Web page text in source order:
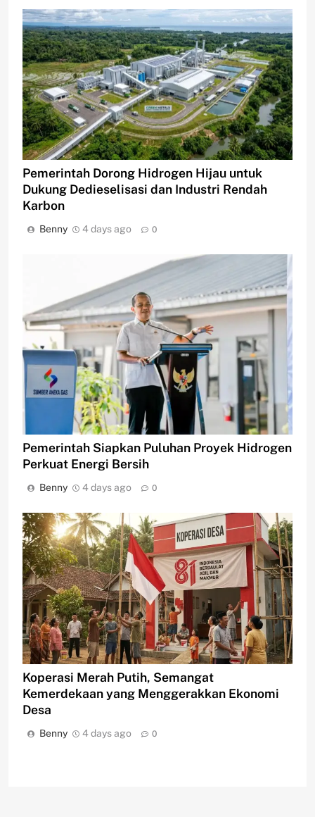
Pemerintah Dorong Hidrogen Hijau untuk
Dukung Dedieselisasi dan Industri Rendah
Karbon
Benny 4 days ago 0
Pemerintah Siapkan Puluhan Proyek Hidrogen
Perkuat Energi Bersih
Benny 4 days ago 0
Koperasi Merah Putih, Semangat
Kemerdekaan yang Menggerakkan Ekonomi
Desa
Benny 4 days ago 0